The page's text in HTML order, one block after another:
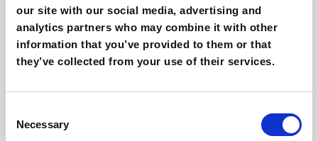
our site with our social media, advertising and
analytics partners who may combine it with other
information that you’ve provided to them or that
they’ve collected from your use of their services.
Selection
Necessary
Giovanni Coppola